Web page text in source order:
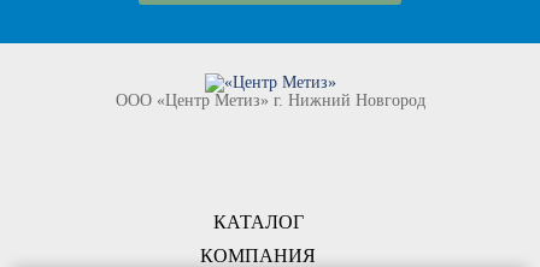
КОМПАНИЯ
ООО «Центр Метиз» г. Нижний Новгород
КАТАЛОГ